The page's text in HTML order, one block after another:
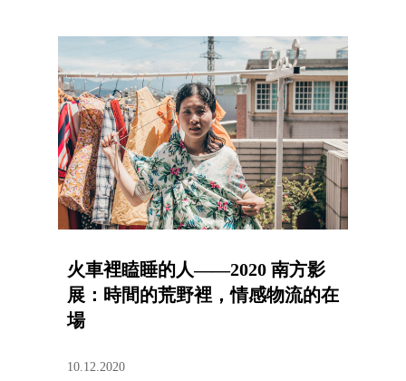
火車裡瞌睡的人——2020 南方影
展：時間的荒野裡，情感物流的在
場
10.12.2020